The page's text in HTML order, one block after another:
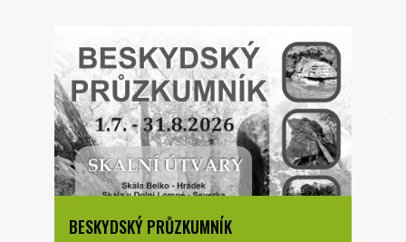
BESKYDSKÝ PRŮZKUMNÍK